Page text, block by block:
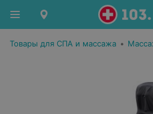
Товары для СПА и массажа •